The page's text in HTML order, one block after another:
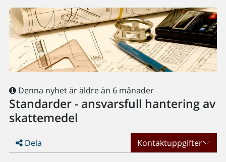
Denna nyhet är äldre än 6 månader
Standarder - ansvarsfull hantering av
skattemedel
Dela Kontaktuppgifter